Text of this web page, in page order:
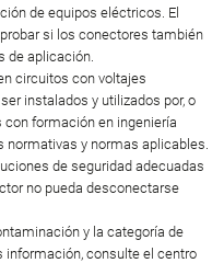
de equipos eléctricos. El
si los conectores también
de aplicación.
circuitos con voltajes
instalados y utilizados por, o
con formación en ingeniería
normativas y normas aplicables.
de seguridad adecuadas
no pueda desconectarse
y la categoría de
información, consulte el centro